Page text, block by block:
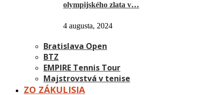
olympijského zlata v…
4 augusta, 2024
Bratislava Open
BTZ
EMPIRE Tennis Tour
Majstrovstvá v tenise
ZO ZÁKULISIA